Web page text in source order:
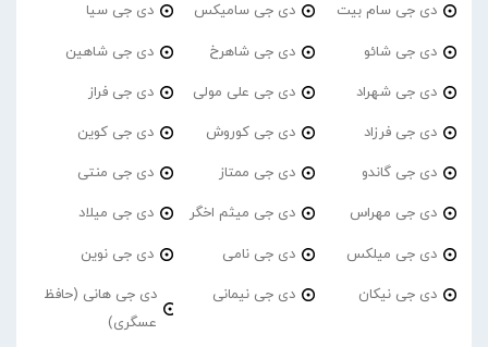
دی جی سام بیت دی جی سامیکس دی جی سیا
دی جی شائو دی جی شاهرخ دی جی شاهین
دی جی شهراد دی جی علی مولی دی جی فراز
دی جی فرزاد دی جی کوروش دی جی کوین
دی جی گاندو دی جی ممتاز دی جی منتی
دی جی مهراس دی جی میثم اخگر دی جی میلاد
دی جی میلکس دی جی نامی دی جی نوین
دی جی نیکان دی جی نیمانی
دی جی هانی (حافظ
عسگری)